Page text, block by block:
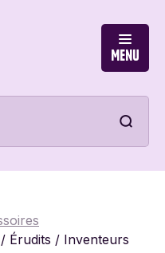
Menu
Érudits / Inventeurs